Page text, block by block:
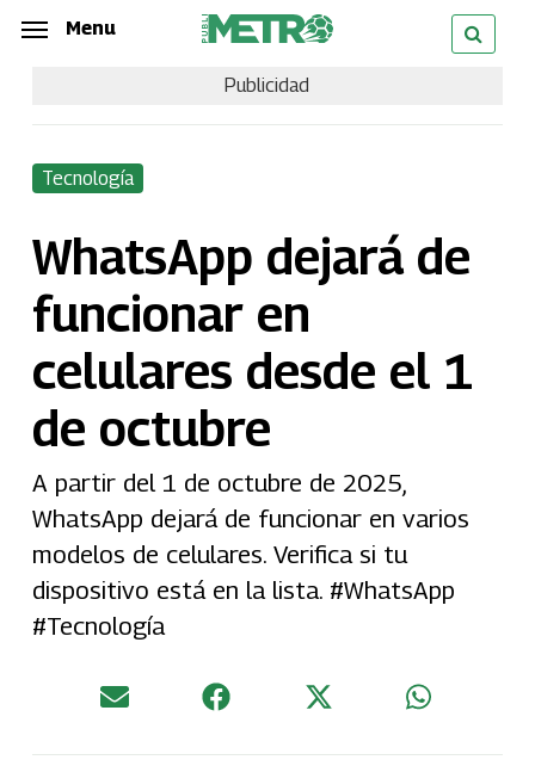
Skip
content
Menu
Publicidad
Tecnología
WhatsApp dejará de
funcionar en
celulares desde el 1
de octubre
A partir del 1 de octubre de 2025,
WhatsApp dejará de funcionar en varios
modelos de celulares. Verifica si tu
dispositivo está en la lista. #WhatsApp
#Tecnología
Menu